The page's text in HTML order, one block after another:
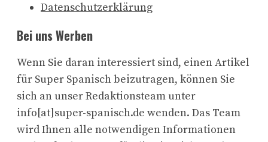
Datenschutzerklärung
Bei uns Werben
Wenn Sie daran interessiert sind, einen Artikel
für Super Spanisch beizutragen, können Sie
sich an unser Redaktionsteam unter
info[at]super-spanisch.de wenden. Das Team
wird Ihnen alle notwendigen Informationen